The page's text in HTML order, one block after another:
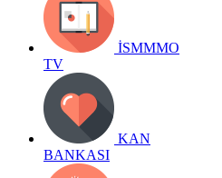
İSMMMO
TV
KAN
BANKASI